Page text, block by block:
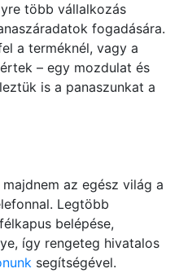
több vállalkozás
fogadására.
a terméknél, vagy a
– egy mozdulat és
is a panaszunkat a
az egész világ a
Legtöbb
belépése,
így rengeteg hivatalos
segítségével.